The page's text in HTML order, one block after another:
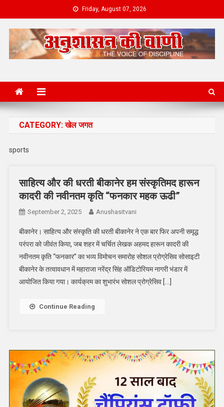
to
content
Friday, August 07, 2026
CATEGORY:खेल जगत
sports
साहित्य और की धरती बीकानेर हम संस्कृतिमद हारून
कादरी की नवीनतम कृति “फनकार महक ऊढी”
September 2, 2025 Anushasitvani
बीकानेर। साहित्य और संस्कृति की धरती बीकानेर ने एक बार फिर अपनी समृद्ध
परंपरा को जीवंत किया, जब शहर में चर्चित लेखक अहमद हारून कादरी की
नवीनतम कृति “फनकार” का भव्य विमोचन समारोह सोशल प्रोग्रेसिव सोसाइटी
बीकानेर के तत्वावधान में महाराजा नरेंद्र सिंह ऑडिटोरियम नागरी भंडार में
आयोजित किया गया। कार्यक्रम का शुभारंभ सोशल प्रोग्रेसिव […]
Continue Reading